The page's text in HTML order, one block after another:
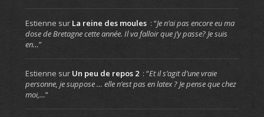
Estienne sur La reine des moules : “Je n’ai pas encore eu ma
dose de Bretagne cette année. Il va falloir que j’y passe? Je suis
en…”
Estienne sur Un peu de repos 2 : “Et il s’agit d’une vraie
personne, je suppose … elle n’est pas en latex ? Je pense que chez
moi,…”